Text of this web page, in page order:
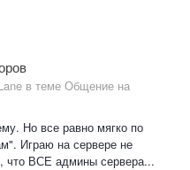
в теме Общение на
Но все равно мягко по
Играю на сервере не
что ВСЕ админы сервера...